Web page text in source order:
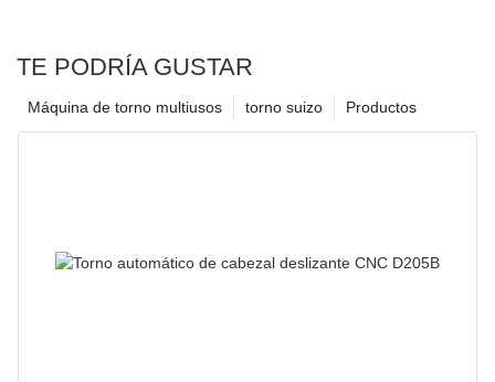
TE PODRÍA GUSTAR
Productos
torno suizo
Máquina de torno multiusos